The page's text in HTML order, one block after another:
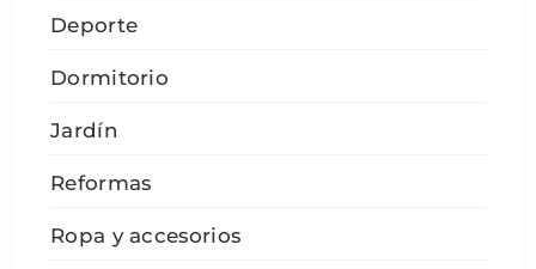
Deporte
Dormitorio
Jardín
Reformas
Ropa y accesorios